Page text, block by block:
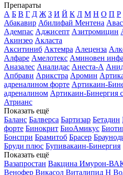
Препараты
А Б В Г Д Ж З И Й К Л М Н О П Р
Абакавир Абилифай Ментена
Адемпас Аджисепт Азитромицин
Акинзео Акласта
Акситиниб Актемра Алеценза
Алфаре Амелотекс Аминовен
Аназалес Аналидас Анеста-А
Апбрави Арикстра Аромин
адреналином форте Артикаин-
адреналином Артикаин-Бинергия
Атрианс
Показать ещё
Баланс Балверса Бартизар Бетадин
форте Бинокрит БиоАмикус
Бонспри Брамитоб Брасер
Бруди плюс Бупивакаин-Бинергия
Показать ещё
Вазапростан Вакцина Имурон-
Венофер Викасол Виталипид Н